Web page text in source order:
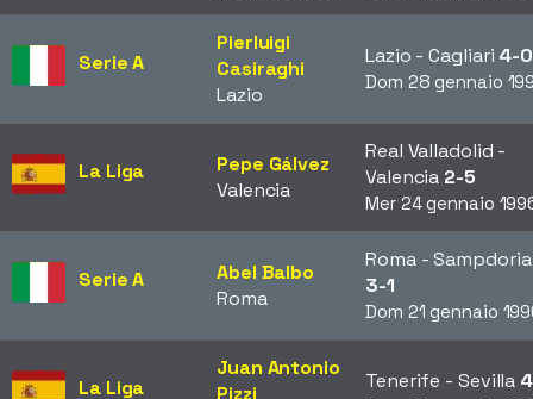
Serie A
Pierluigi
Casiraghi
Lazio
Lazio - Cagliari 4-0
Dom 28 gennaio
La Liga
Pepe Gálvez
Valencia
Real Valladolid -
Valencia 2-5
Mer 24 gennaio
Serie A
Abel Balbo
Roma
Roma - Sampdoria
3-1
Dom 21 gennaio
La Liga
Juan Antonio
Pizzi
Tenerife - Sevilla